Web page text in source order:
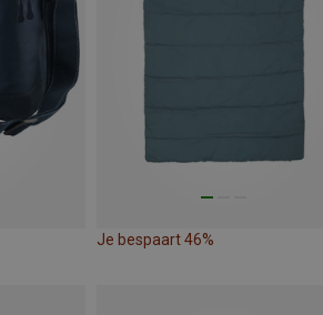
Je bespaart 46%